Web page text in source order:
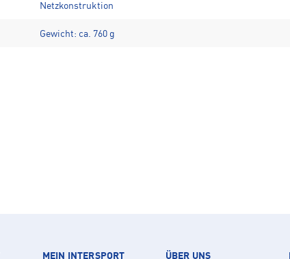
Netzkonstruktion
Gewicht: ca. 760 g
MEIN INTERSPORT ÜBER UNS